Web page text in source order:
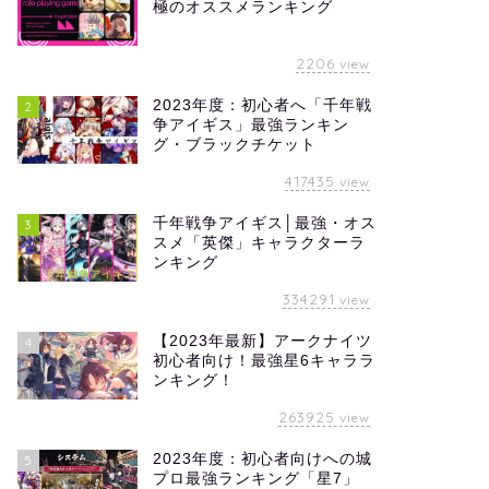
極のオススメランキング
2206 view
2
2023年度：初心者へ「千年戦
争アイギス」最強ランキン
グ・ブラックチケット
417435 view
3
千年戦争アイギス│最強・オス
スメ「英傑」キャラクターラ
ンキング
334291 view
4
【2023年最新】アークナイツ
初心者向け！最強星6キャララ
ンキング！
263925 view
5
2023年度：初心者向けへの城
プロ最強ランキング「星7」